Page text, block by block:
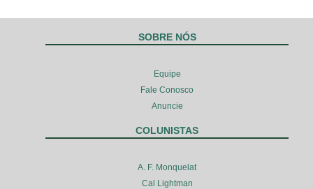
SOBRE NÓS
Equipe
Fale Conosco
Anuncie
COLUNISTAS
A. F. Monquelat
Cal Lightman